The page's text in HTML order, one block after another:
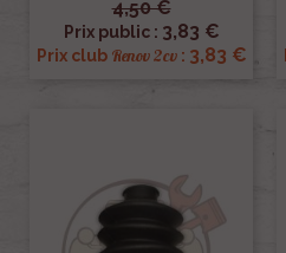
4,50 €
Prix public : 3,83 €
Prix club Renov 2cv: 3,83 €